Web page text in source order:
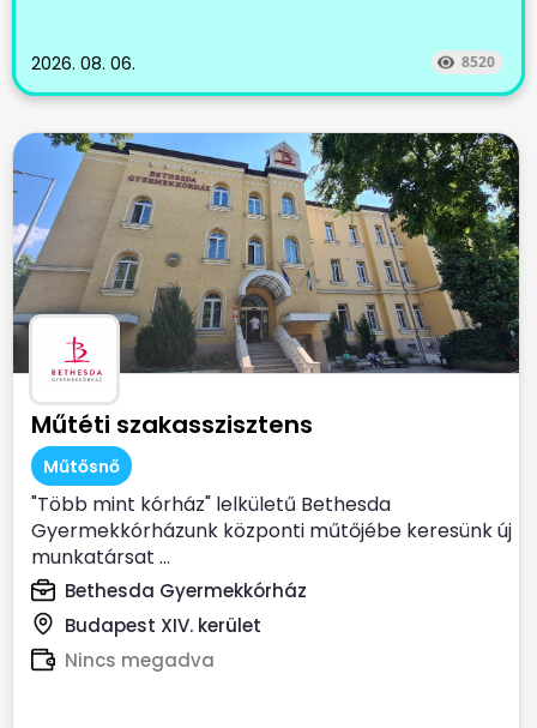
2026. 08. 06. 8520
Műtéti szakasszisztens
Műtősnő
"Több mint kórház" lelkületű Bethesda
Gyermekkórházunk központi műtőjébe keresünk új
munkatársat ...
Bethesda Gyermekkórház
Budapest XIV. kerület
Nincs megadva